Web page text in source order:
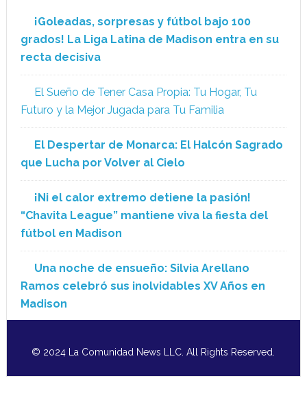
¡Goleadas, sorpresas y fútbol bajo 100
grados! La Liga Latina de Madison entra en su
recta decisiva
El Sueño de Tener Casa Propia: Tu Hogar, Tu
Futuro y la Mejor Jugada para Tu Familia
El Despertar de Monarca: El Halcón Sagrado
que Lucha por Volver al Cielo
¡Ni el calor extremo detiene la pasión!
“Chavita League” mantiene viva la fiesta del
fútbol en Madison
Una noche de ensueño: Silvia Arellano
Ramos celebró sus inolvidables XV Años en
Madison
© 2024 La Comunidad News LLC. All Rights Reserved.